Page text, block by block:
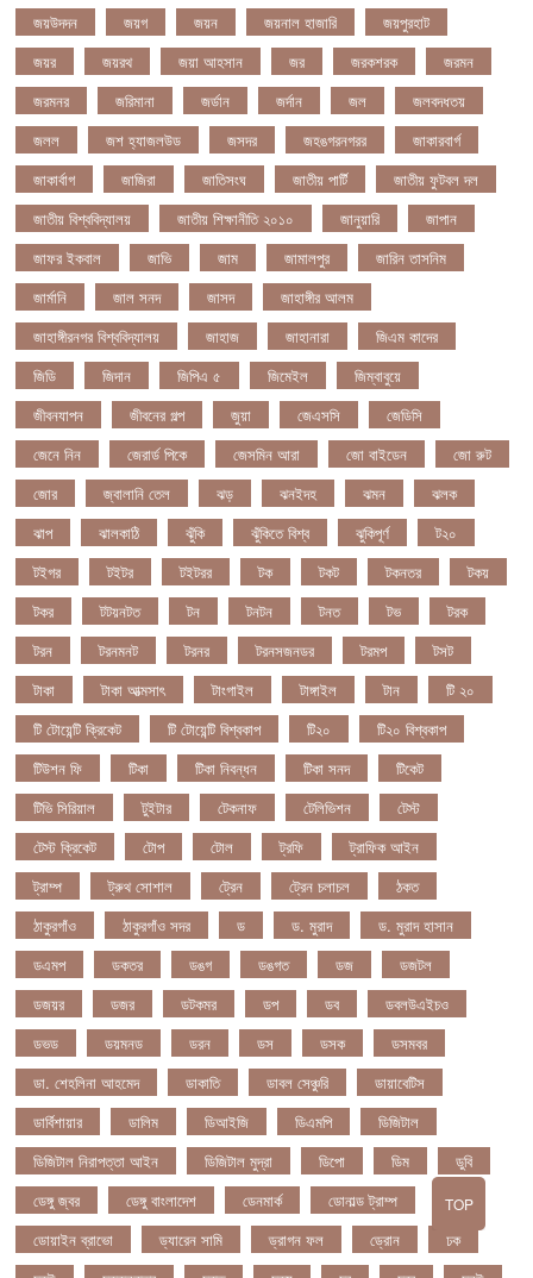
জয়উদদন
জয়গ জয়ন জয়নাল হাজারি
জয়পুরহাট
জয়র
জয়রথ জয়া আহসান জর জরকশরক
জরমন
জরমনর
জরিমানা জর্ডান জর্দান জল
জলবদধতয়
জলল
জশ হ্যাজলউড জসদর জহঙগরনগরর
জাকারবার্গ
জাকার্বাগ
জাজিরা জাতিসংঘ জাতীয় পার্টি
জাতীয় ফুটবল দল
জাতীয় বিশ্ববিদ্যালয়
জাতীয় শিক্ষানীতি ২০১০ জানুয়ারি
জাপান
জাফর ইকবাল
জাভি জাম জামালপুর
জারিন তাসনিম
জার্মানি
জাল সনদ জাসদ
জাহাঙ্গীর আলম
জাহাঙ্গীরনগর বিশ্ববিদ্যালয়
জাহাজ জাহানারা
জিএম কাদের
জিডি
জিদান জিপিএ ৫ জিমেইল
জিম্বাবুয়ে
জীবনযাপন
জীবনের গল্প জুয়া জেএসসি
জেডিসি
জেনে নিন
জেরার্ড পিকে জেসমিন আরা জো বাইডেন
জো রুট
জোর
জ্বালানি তেল ঝড় ঝনইদহ ঝমন
ঝলক
ঝাপ
ঝালকাঠি ঝুঁকি ঝুঁকিতে বিশ্ব ঝুকিপূর্ণ
ট২০
টইগর
টইটর টইটরর টক টকট টকনতর
টকয়
টকর
টটয়নটত টন টনটন টনত টভ
টরক
টরন
টরনমনট টরনর টরনসজনডর টরমপ
টসট
টাকা
টাকা আত্মসাৎ টাংগাইল টাঙ্গাইল টান
টি ২০
টি টোয়েন্টি ক্রিকেট
টি টোয়েন্টি বিশ্বকাপ টি২০
টি২০ বিশ্বকাপ
টিউশন ফি
টিকা টিকা নিবন্ধন টিকা সনদ
টিকেট
টিভি সিরিয়াল
টুইটার টেকনাফ টেলিভিশন
টেস্ট
টেস্ট ক্রিকেট
টোপ টোল ট্রফি
ট্রাফিক আইন
ট্রাম্প
ট্রুথ সোশাল ট্রেন ট্রেন চলাচল
ঠকত
ঠাকুরগাঁও
ঠাকুরগাঁও সদর ড ড. মুরাদ
ড. মুরাদ হাসান
ডএমপ
ডকতর ডঙগ ডঙগত ডজ
ডজটল
ডজয়র
ডজর ডটকমর ডপ ডব
ডবলউএইচও
ডভড
ডয়মনড ডরন ডস ডসক
ডসমবর
ডা. শেহলিনা আহমেদ
ডাকাতি ডাবল সেঞ্চুরি
ডায়াবেটিস
ডার্বিশায়ার
ডালিম ডিআইজি ডিএমপি
ডিজিটাল
ডিজিটাল নিরাপত্তা আইন
ডিজিটাল মুদ্রা ডিপো ডিম
ডুবি
ডেঙ্গু জ্বর
ডেঙ্গু বাংলাদেশ ডেনমার্ক
ডোনাল্ড ট্রাম্প
ডোয়াইন ব্রাভো
ড্যারেন সামি ড্রাগন ফল ড্রোন
ঢক
TOP